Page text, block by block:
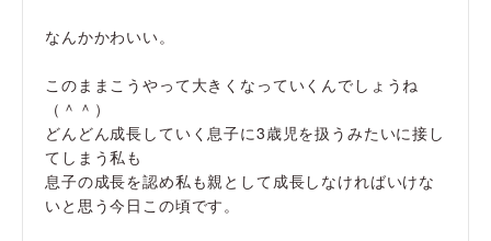
なんかかわいい。
このままこうやって大きくなっていくんでしょうね
（＾＾）
どんどん成長していく息子に3歳児を扱うみたいに接し
てしまう私も
息子の成長を認め私も親として成長しなければいけな
いと思う今日この頃です。